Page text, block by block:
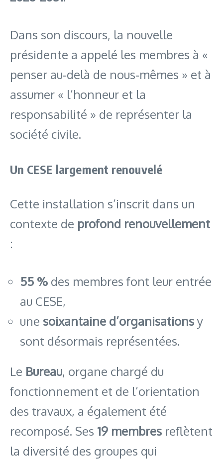
Dans son discours, la nouvelle
présidente a appelé les membres à «
penser au‑delà de nous‑mêmes » et à
assumer « l’honneur et la
responsabilité » de représenter la
société civile.
Un CESE largement renouvelé
Cette installation s’inscrit dans un
contexte de profond renouvellement
:
55 % des membres font leur entrée
au CESE,
une soixantaine d’organisationsy
sont désormais représentées.
Le Bureau, organe chargé du
fonctionnement et de l’orientation
des travaux, a également été
recomposé. Ses 19 membres reflètent
la diversité des groupes qui